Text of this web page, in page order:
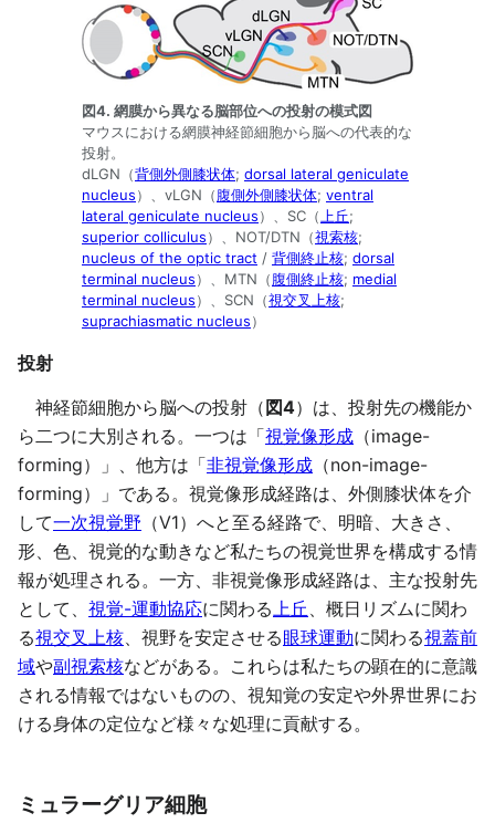
図4. 網膜から異なる脳部位への投射の模式図
マウスにおける網膜神経節細胞から脳への代表的な
投射。
dLGN（背側外側膝状体; dorsal lateral geniculate
nucleus）、vLGN（腹側外側膝状体; ventral
lateral geniculate nucleus）、SC（ 上丘;
superior colliculus）、NOT/DTN（視索核;
nucleus of the optic tract / 背側終止核; dorsal
terminal nucleus）、MTN（腹側終止核; medial
terminal nucleus）、SCN（視交叉上核;
suprachiasmatic nucleus）
投射
神経節細胞から脳への投射（ 図4）は、投射先の機能か
ら二つに大別される。一つは「視覚像形成 （image-
forming）」、他方は「非視覚像形成 （non-image-
forming）」である。視覚像形成経路は、外側膝状体を介
して一次視覚野 （V1）へと至る経路で、明暗、大きさ、
形、色、視覚的な動きなど私たちの視覚世界を構成する情
報が処理される。一方、非視覚像形成経路は、主な投射先
として、 視覚-運動協応に関わる上丘 、概日リズムに関わ
る視交叉上核、視野を安定させる眼球運動に関わる視蓋前
域や副視索核などがある。これらは私たちの顕在的に意識
される情報ではないものの、視知覚の安定や外界世界にお
ける身体の定位など様々な処理に貢献する。
ミュラーグリア細胞